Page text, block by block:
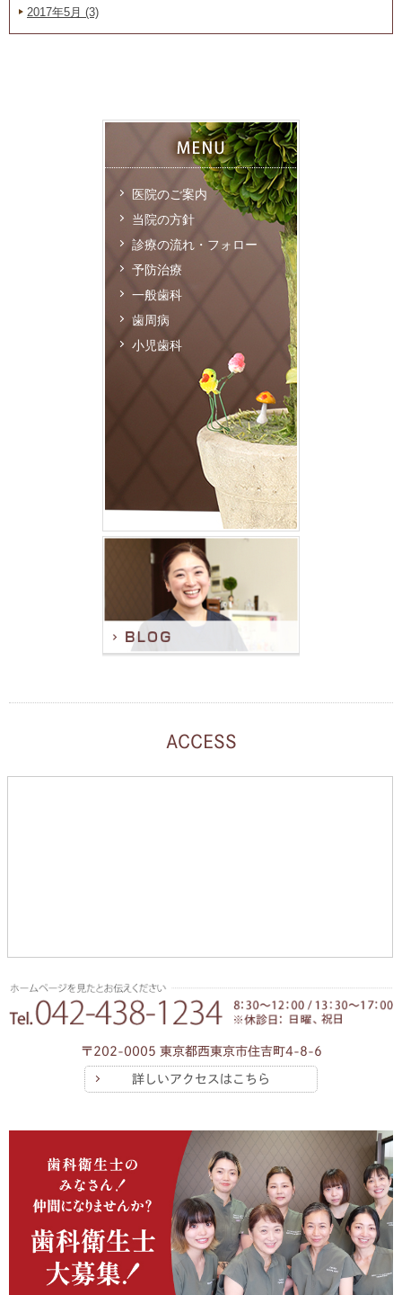
2017年5月 (3)
医院のご案内
当院の方針
診療の流れ・フォロー
予防治療
一般歯科
歯周病
小児歯科
ACCESS
〒202-0005 東京都西東京市住吉町4-8-6
詳しいアクセスはこちら